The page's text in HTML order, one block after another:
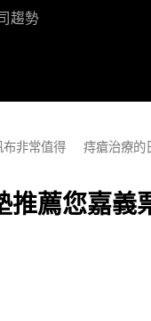
趨勢
非常值得
痔瘡治療的
推薦您嘉義